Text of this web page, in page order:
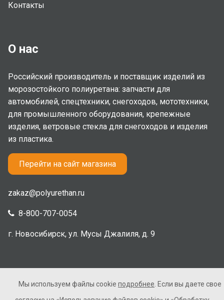
Контакты
О нас
Российский производитель и поставщик изделий из
морозостойкого полиуретана: запчасти для
автомобилей, спецтехники, снегоходов, мототехники,
для промышленного оборудования, крепежные
изделия, ветровые стекла для снегоходов и изделия
из пластика.
Перейти на сайт магазина
zakaz@polyurethan.ru
8-800-707-0054
г. Новосибирск, ул. Мусы Джалиля, д. 9
2005-2026 © Полиуретан. Все права защищены. Не
Мы используем файлы cookie подробнее . Если вы даете свое